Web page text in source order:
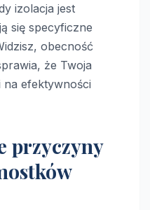
izolacja jest
się specyficzne
obecność
że Twoja
efektywności
przyczyny